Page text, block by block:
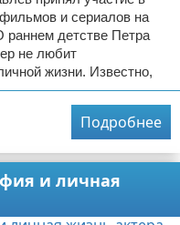
и сериалов на
раннем детстве Петра
не любит
жизни. Известно,
Подробнее
и личная